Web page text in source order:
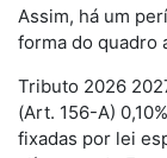
Assim, há um
forma do quadro
Tributo 2026
(Art. 156-A)
fixadas por lei